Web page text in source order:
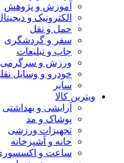
آموزش و پژوهش
الکترونیک و
حمل و نقل
سفر و گردشگری
چاپ و تبلیعات
ورزش و سرگرمی
خودرو و وسایل
سایر
ویترین کالا
آرایشی و بهداشتی
پوشاک و مد
تجهیزات ورزشی
خانه و آشپزخانه
ساعت و